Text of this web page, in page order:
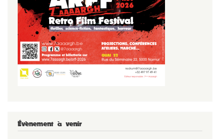
Évènement à venir